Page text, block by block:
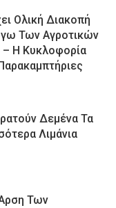
Ολική Διακοπή
Των Αγροτικών
– Η Κυκλοφορία
Δεμένα Τα
Λιμάνια
Των